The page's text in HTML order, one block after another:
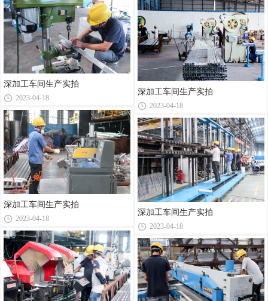
深加工车间生产实拍
2023-04-18
深加工车间生产实拍
2023-04-18
深加工车间生产实拍
2023-04-18
深加工车间生产实拍
2023-04-18